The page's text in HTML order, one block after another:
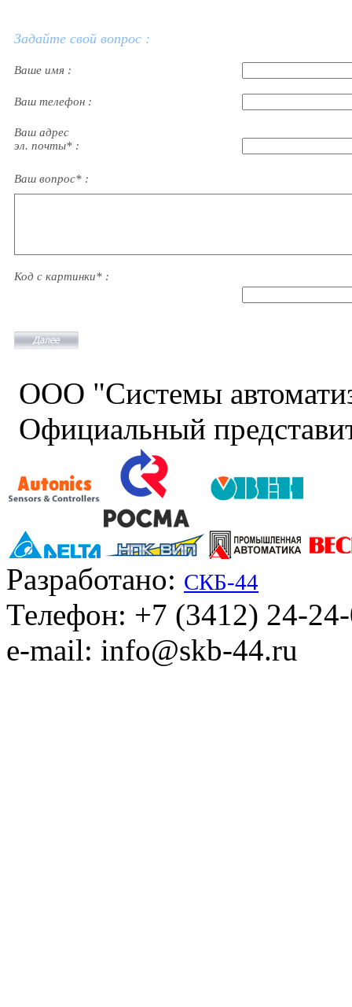
Задайте свой вопрос :
Ваше имя :
Ваш телефон :
Ваш адрес
эл. почты* :
Ваш вопрос* :
Код с картинки* :
ООО "Системы
Официальный
Разработано: СКБ-44
Телефон: +7 (3412) 24-
e-mail: info@skb-44.ru